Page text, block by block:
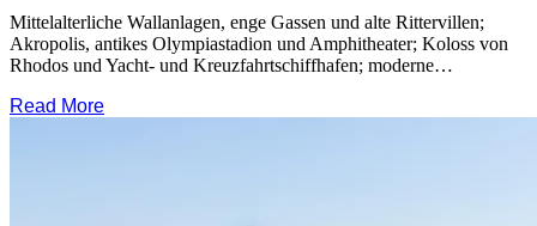
Mittelalterliche Wallanlagen, enge Gassen und alte Rittervillen;
Akropolis, antikes Olympiastadion und Amphitheater; Koloss von
Rhodos und Yacht- und Kreuzfahrtschiffhafen; moderne…
Read More